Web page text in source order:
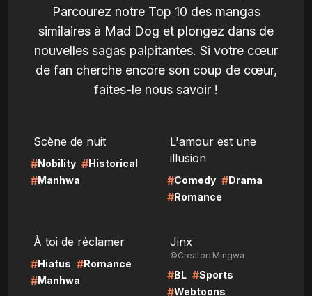
Parcourez notre Top 10 des mangas
similaires à Mad Dog et plongez dans de
nouvelles sagas palpitantes. Si votre cœur
de fan cherche encore son coup de cœur,
faites-le nous savoir !
Scène de nuit
#Nobility #Historical
#Manhwa
L'amour est une
illusion
#Comedy #Drama
#Romance
À toi de réclamer
#Hiatus #Romance
#Manhwa
Jinx
©Creator: Mingwa
#BL #Sports
#Webtoons